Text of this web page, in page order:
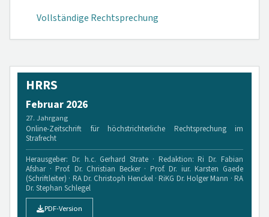
Vollständige Rechtsprechung
HRRS
Februar 2026
27. Jahrgang
Online-Zeitschrift für höchstrichterliche Rechtsprechung im
Strafrecht
Herausgeber: Dr. h.c. Gerhard Strate · Redaktion: Ri Dr. Fabian
Afshar · Prof. Dr. Christian Becker · Prof. Dr. iur. Karsten Gaede
(Schriftleiter) · RA Dr. Christoph Henckel · RiKG Dr. Holger Mann · RA
Dr. Stephan Schlegel
PDF-Version